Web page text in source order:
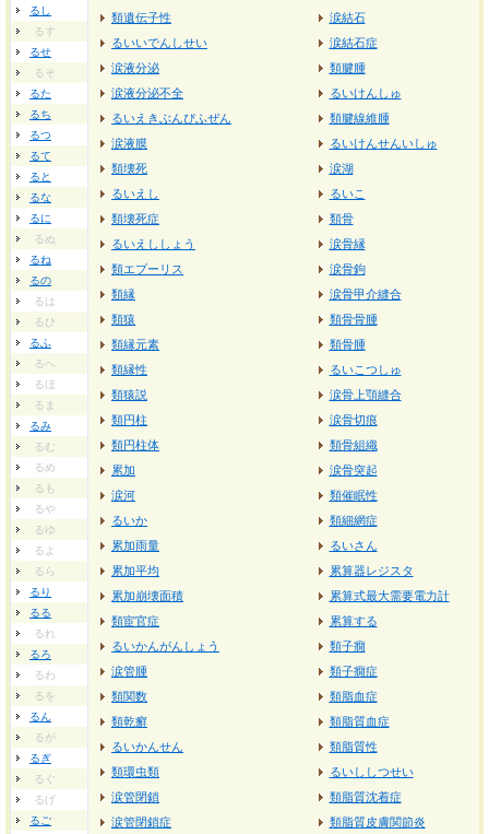
るし
るす
るせ
るそ
るた
るち
るつ
るて
ると
るな
るに
るぬ
るね
るの
るは
るひ
るふ
るへ
るほ
るま
るみ
るむ
るめ
るも
るや
るゆ
るよ
るら
るり
るる
るれ
るろ
るわ
るを
るん
るが
るぎ
るぐ
るげ
るご
類遺伝子性
るいいでんしせい
涙液分泌
涙液分泌不全
るいえきぶんぴふぜん
涙液膜
類壊死
るいえし
類壊死症
るいえししょう
類エプーリス
類縁
類猿
類縁元素
類縁性
類猿説
類円柱
類円柱体
累加
涙河
るいか
累加雨量
累加平均
累加崩壊面積
類宦官症
るいかんがんしょう
涙管腫
類関数
類乾癬
るいかんせん
類環虫類
涙管閉鎖
涙管閉鎖症
涙結石
涙結石症
類腱腫
るいけんしゅ
類腱線維腫
るいけんせんいしゅ
涙湖
るいこ
類骨
涙骨縁
涙骨鉤
涙骨甲介縫合
類骨骨腫
類骨腫
るいこつしゅ
涙骨上顎縫合
涙骨切痕
類骨組織
涙骨突起
類催眠性
類細網症
るいさん
累算器レジスタ
累算式最大需要電力計
累算する
類子癇
類子癇症
類脂血症
類脂質血症
類脂質性
るいししつせい
類脂質沈着症
類脂質皮膚関節炎